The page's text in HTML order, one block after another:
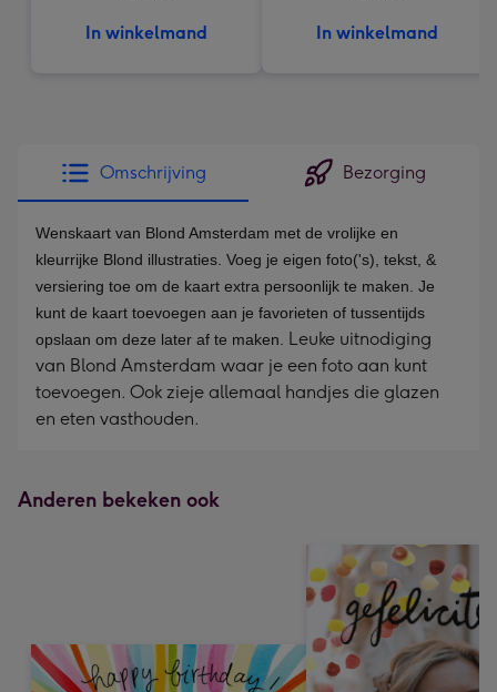
In winkelmand In winkelmand
Omschrijving Bezorging
Wenskaart van Blond Amsterdam met de vrolijke en
kleurrijke Blond illustraties. Voeg je eigen foto('s), tekst, &
versiering toe om de kaart extra persoonlijk te maken. Je
kunt de kaart toevoegen aan je favorieten of tussentijds
opslaan om deze later af te maken.
Leuke uitnodiging
van Blond Amsterdam waar je een foto aan kunt
toevoegen. Ook zieje allemaal handjes die glazen
en eten vasthouden.
Anderen bekeken ook